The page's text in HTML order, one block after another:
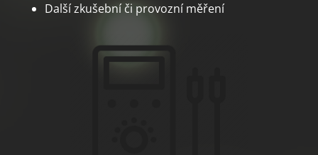
Další zkušební či provozní měření